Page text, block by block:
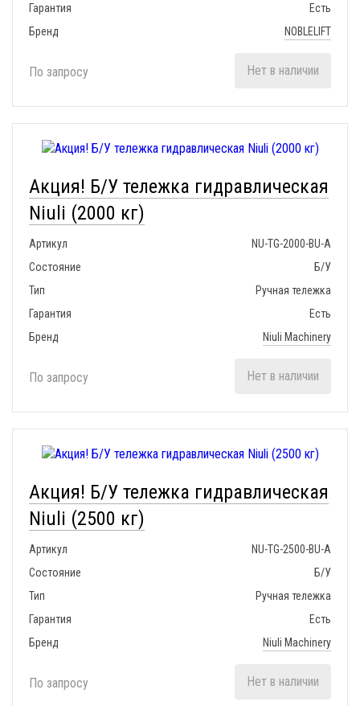
Гарантия
Есть
Бренд
NOBLELIFT
По запросу Нет в наличии
Акция! Б/У тележка гидравлическая
Niuli (2000 кг)
Артикул
NU-TG-2000-BU-A
Состояние
Б/У
Тип
Ручная тележка
Гарантия
Есть
Бренд
Niuli Machinery
По запросу Нет в наличии
Акция! Б/У тележка гидравлическая
Niuli (2500 кг)
Артикул
NU-TG-2500-BU-A
Состояние
Б/У
Тип
Ручная тележка
Гарантия
Есть
Бренд
Niuli Machinery
По запросу Нет в наличии